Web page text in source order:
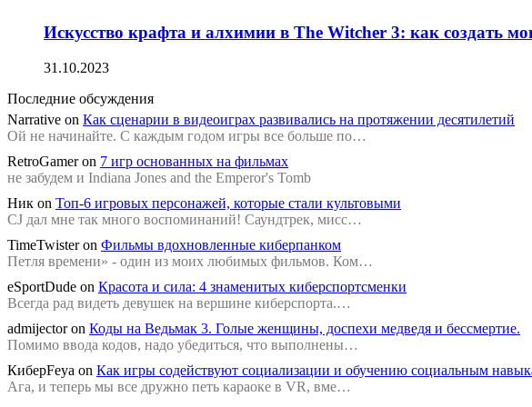
Искусство крафта и алхимии в The Witcher 3: как создать
31.10.2023
Последние обсуждения
Narrative on Как сценарии в видеоиграх развивались на протяжении десятилетий
Ой не начинайте. С каждым годом игры все больше по…
RetroGamer on 7 игр основанных на фильмах
не забудем и Indiana Jones and the Emperor's Tomb
Ник on Топ-6 игровых персонажей, которые стали культовыми
CJ дал мне так много воспоминаний! Саундтрек, мисс…
TimeTwister on Фильмы вдохновленные киберпанком
Петля времени» - один из моих любимых фильмов. Ком…
eSportDude on Красота и сила: 4 знаменитых киберспортсменки
Всегда рад видеть девушек на вершине киберспорта.…
admijector on Коды на Ведьмак 3. Голые женщины, доспехи медведя и бессмертие.
Помимо ввода кодов, надо убедиться, что выполнены…
КиберFeya on Как игры содействуют социализации и обучению социальным
Ага, и теперь мы все дружно петь караоке в VR, вме…